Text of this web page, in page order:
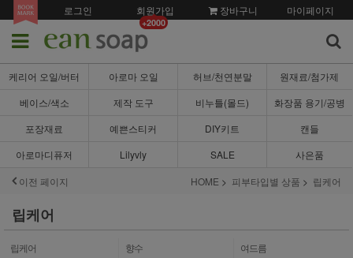
로그인 회원가입
+2000
장바구니 마이페이지
케리어 오일/버터 아로마 오일 허브/천연분말
원재료/첨가제
베이스/색소
제작 도구 비누틀(몰드)
화장품 용기/공병
포장재료
예쁜스티커 DIY키트
캔들
아로마디퓨저
Lilyvly SALE
사은품
이전 페이지
HOME 피부타입별 상품 립케어
립케어
립케어 향수
여드름